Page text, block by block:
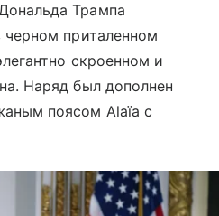
Трампа
черном приталенном
скроенном и
Наряд был дополнен
поясом Alaïa с